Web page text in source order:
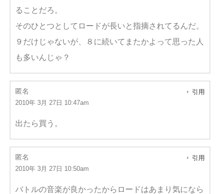
ることだろ。
そのひとつとしてロードが長いと指摘されてるんだ。
９だけじゃないが、８に続いてまたかよって思った人
も多いんじゃ？
匿名
2010年 3月 27日 10:47am
引用
出たら買う。
匿名
2010年 3月 27日 10:50am
引用
バトルの音楽が良かったからロードはあまり気になら